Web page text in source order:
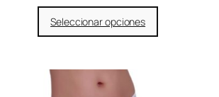
Seleccionar opciones